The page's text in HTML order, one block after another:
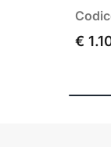
€